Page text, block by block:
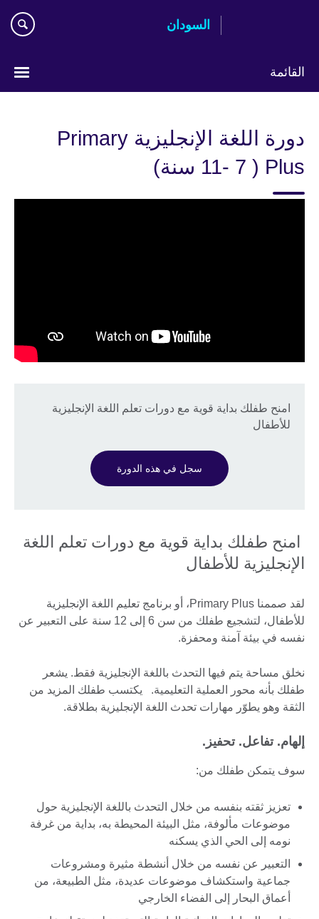
السودان
القائمة
دورة اللغة الإنجليزية Primary
Plus‏ ( 7 -11 سنة)
امنح طفلك بداية قوية مع دورات تعلم اللغة الإنجليزية
للأطفال
سجل في هذه الدورة
امنح طفلك بداية قوية مع دورات تعلم اللغة
الإنجليزية للأطفال
لقد صممنا Primary Plus، أو برنامج تعليم اللغة الإنجليزية
للأطفال، لتشجيع طفلك من سن 6 إلى 12 سنة على التعبير عن
نفسه في بيئة آمنة ومحفزة.
نخلق مساحة يتم فيها التحدث باللغة الإنجليزية فقط. يشعر
طفلك بأنه محور العملية التعليمية. يكتسب طفلك المزيد من
الثقة وهو يطوّر مهارات تحدث اللغة الإنجليزية بطلاقة.
إلهام. تفاعل. تحفيز.
سوف يتمكن طفلك من:
تعزيز ثقته بنفسه من خلال التحدث باللغة الإنجليزية حول
موضوعات مألوفة، مثل البيئة المحيطة به، بداية من غرفة
نومه إلى الحي الذي يسكنه
التعبير عن نفسه من خلال أنشطة مثيرة ومشروعات
جماعية واستكشاف موضوعات عديدة، مثل الطبيعة، من
أعماق البحار إلى الفضاء الخارجي